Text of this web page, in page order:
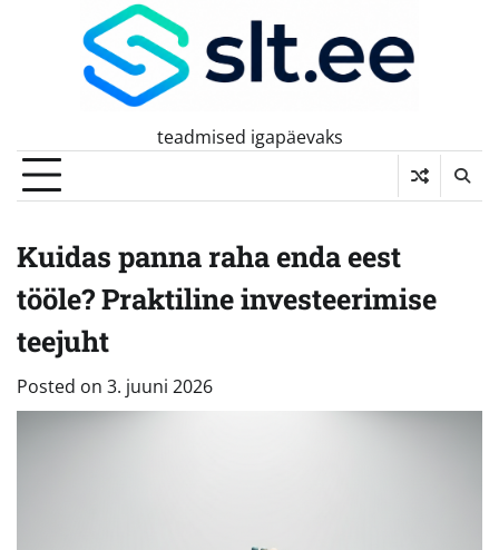
teadmised igapäevaks
Kuidas panna raha enda eest
tööle? Praktiline investeerimise
teejuht
Posted on 3. juuni 2026